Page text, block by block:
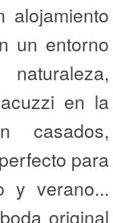
alojamiento
un entorno
en la
casados,
para
y verano...
original